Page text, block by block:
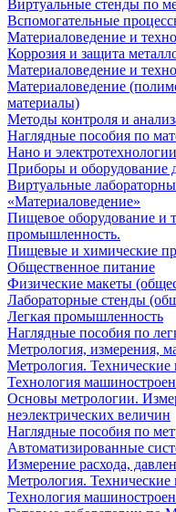
Виртуальные стенды по
Вспомогательные
Материаловедение и
Коррозия и защита
Материаловедение и
Материаловедение
материалы)
Методы контроля и
Наглядные пособия по
Нано и
Приборы и оборудование
Виртуальные
«Материаловедение»
Пищевое оборудование и
промышленность.
Пищевые и химические
Общественное питание
Физические макеты
Лабораторные стенды
Легкая промышленность
Наглядные пособия по
Метрология, измерения,
Метрология. Технические
Технология
Основы метрологии.
неэлектрических величин
Наглядные пособия по
Автоматизированные
Измерение расхода,
Метрология.
Технология